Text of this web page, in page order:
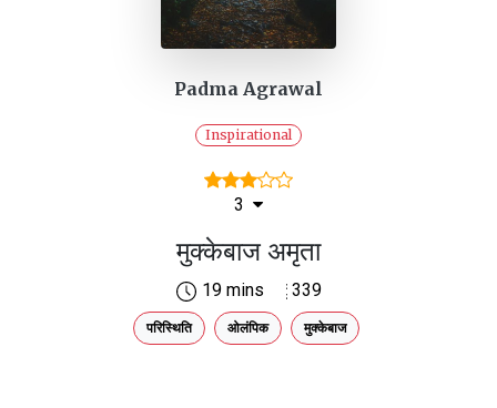
Padma Agrawal
Inspirational
3
मुक्केबाज अमृता
19 mins 339
परिस्थिति ओलंपिक मुक्केबाज